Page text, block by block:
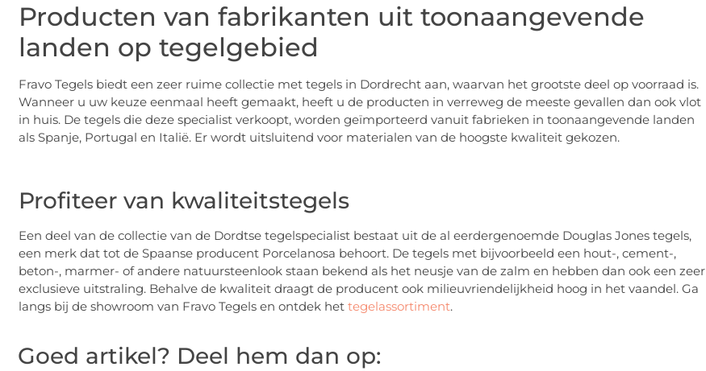
Producten van fabrikanten uit toonaangevende
landen op tegelgebied
Fravo Tegels biedt een zeer ruime collectie met tegels in Dordrecht aan, waarvan het grootste deel op voorraad is.
Wanneer u uw keuze eenmaal heeft gemaakt, heeft u de producten in verreweg de meeste gevallen dan ook vlot
in huis. De tegels die deze specialist verkoopt, worden geïmporteerd vanuit fabrieken in toonaangevende landen
als Spanje, Portugal en Italië. Er wordt uitsluitend voor materialen van de hoogste kwaliteit gekozen.
Profiteer van kwaliteitstegels
Een deel van de collectie van de Dordtse tegelspecialist bestaat uit de al eerdergenoemde Douglas Jones tegels,
een merk dat tot de Spaanse producent Porcelanosa behoort. De tegels met bijvoorbeeld een hout-, cement-,
beton-, marmer- of andere natuursteenlook staan bekend als het neusje van de zalm en hebben dan ook een zeer
exclusieve uitstraling. Behalve de kwaliteit draagt de producent ook milieuvriendelijkheid hoog in het vaandel. Ga
langs bij de showroom van Fravo Tegels en ontdek het tegelassortiment.
Goed artikel? Deel hem dan op: